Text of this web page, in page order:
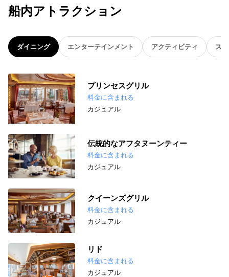
船内アトラクション
ダイニング エンターテインメント アクティビティ ス
プリンセスグリル
料金に含まれる
カジュアル
伝統的なアフタヌーンティー
料金に含まれる
カジュアル
クイーンズグリル
料金に含まれる
カジュアル
リド
料金に含まれる
カジュアル